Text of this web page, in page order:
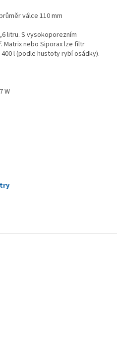
válce 110 mm
litru. S vysokoporezním
Matrix nebo Siporax lze filtr
l (podle hustoty rybí osádky).
W